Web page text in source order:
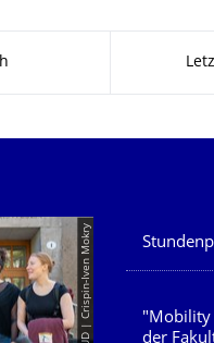
© TUD | Crispin-Iven Mokry
"Mobility
der